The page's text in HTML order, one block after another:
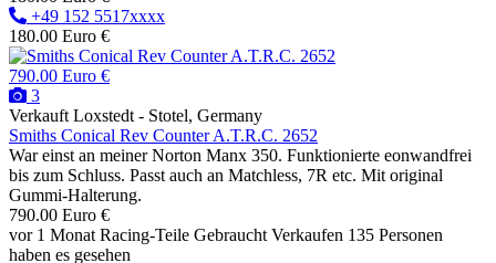
+49 152 5517xxxx
180.00 Euro €
790.00 Euro €
3
Verkauft Loxstedt - Stotel, Germany
Smiths Conical Rev Counter A.T.R.C. 2652
War einst an meiner Norton Manx 350. Funktionierte eonwandfrei
bis zum Schluss. Passt auch an Matchless, 7R etc. Mit original
Gummi-Halterung.
790.00 Euro €
vor 1 Monat Racing-Teile Gebraucht Verkaufen 135 Personen
haben es gesehen